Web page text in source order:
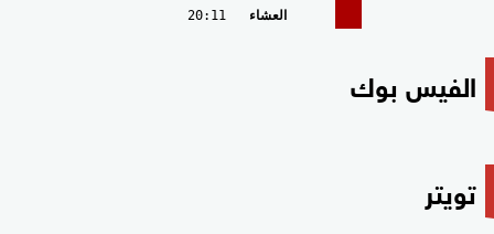
العشاء
20:11
الفيس بوك
تويتر